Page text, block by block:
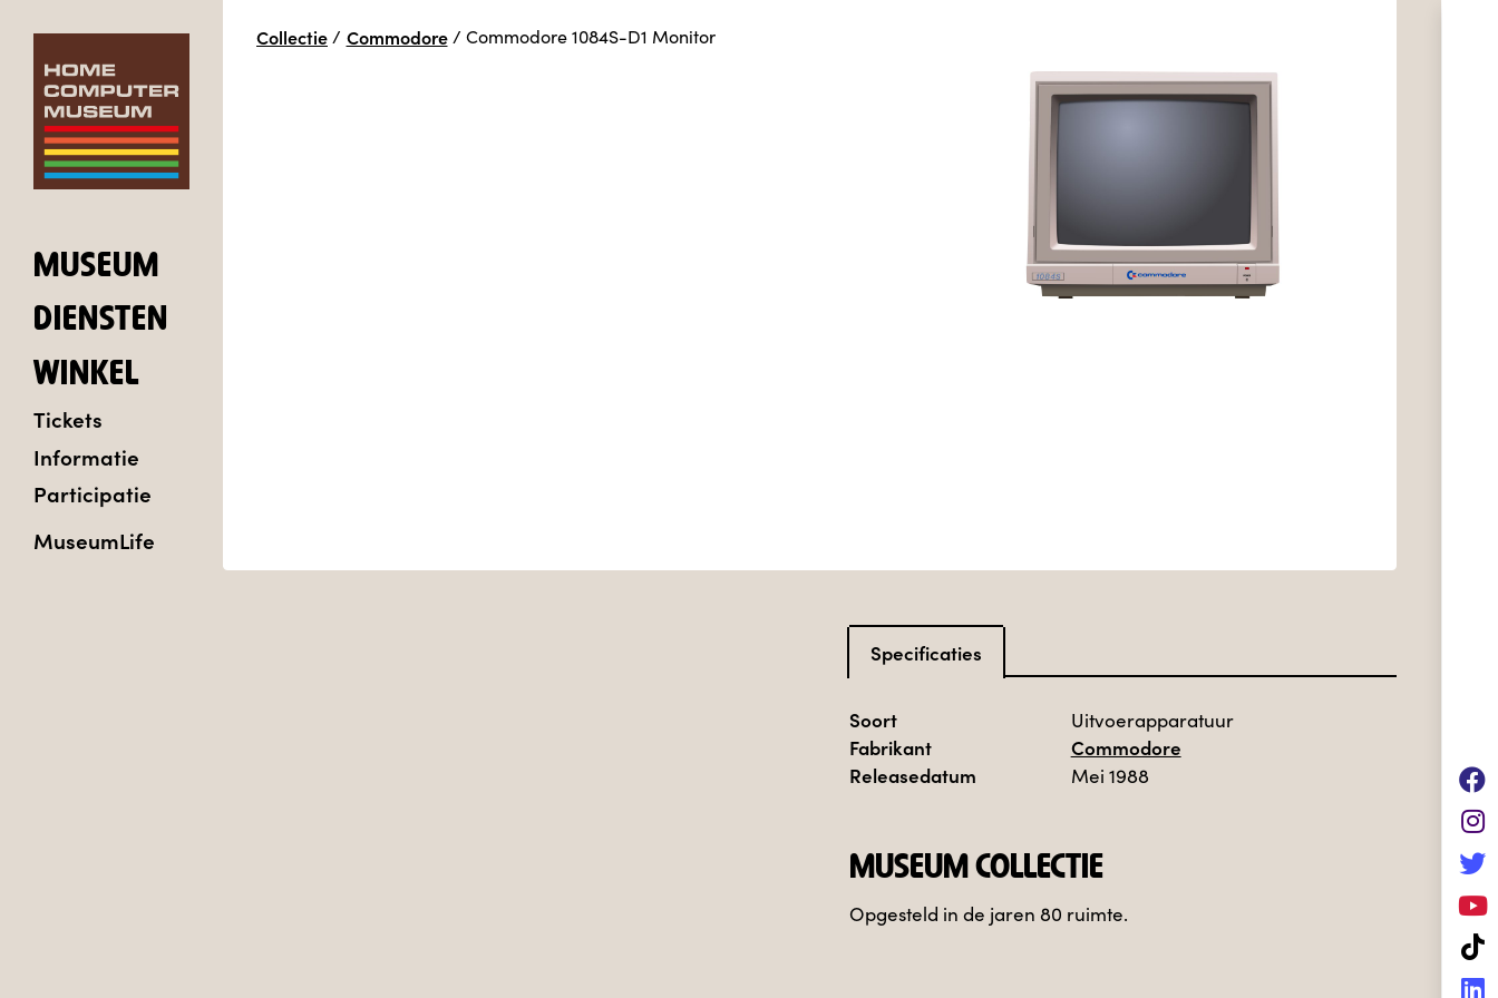
MUSEUM
DIENSTEN
WINKEL
Tickets
Informatie
Participatie
MuseumLife
Collectie / Commodore / Commodore 1084S-D1 Monitor
Specificaties
Soort Uitvoerapparatuur
Fabrikant
Commodore
Releasedatum
Mei 1988
MUSEUM COLLECTIE
Opgesteld in de jaren 80 ruimte.